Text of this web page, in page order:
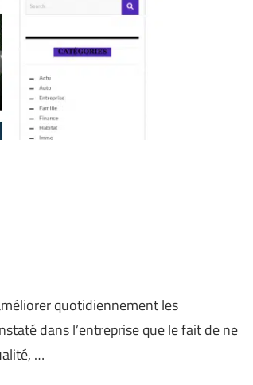
quotidiennement les
dans l’entreprise que le fait de ne
…